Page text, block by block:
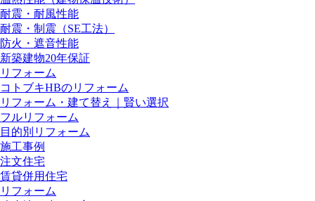
耐震・耐風性能
耐震・制震（SE工法）
防火・遮音性能
新築建物20年保証
リフォーム
コトブキHBのリフォーム
リフォーム・建て替え｜賢い選択
フルリフォーム
目的別リフォーム
施工事例
注文住宅
賃貸併用住宅
リフォーム